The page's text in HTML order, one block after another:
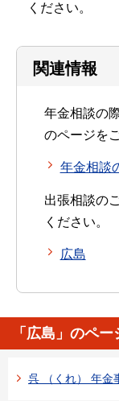
ください。
関連情報
年金相談の
のページを
年金相談
出張相談の
ください。
広島
「広島」のペ
呉 （くれ） 年金